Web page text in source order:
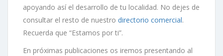
apoyando así el desarrollo de tu localidad. No dejes de
consultar el resto de nuestro directorio comercial.
Recuerda que “Estamos por ti”.
En próximas publicaciones os iremos presentando al